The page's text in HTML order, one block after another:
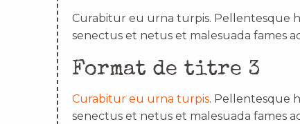
Curabitur eu urna turpis. Pellentesque
senectus et netus et malesuada fames
Format de titre 3
Curabitur eu urna turpis. Pellentesque
senectus et netus et malesuada fames